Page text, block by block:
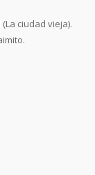
ciudad vieja).